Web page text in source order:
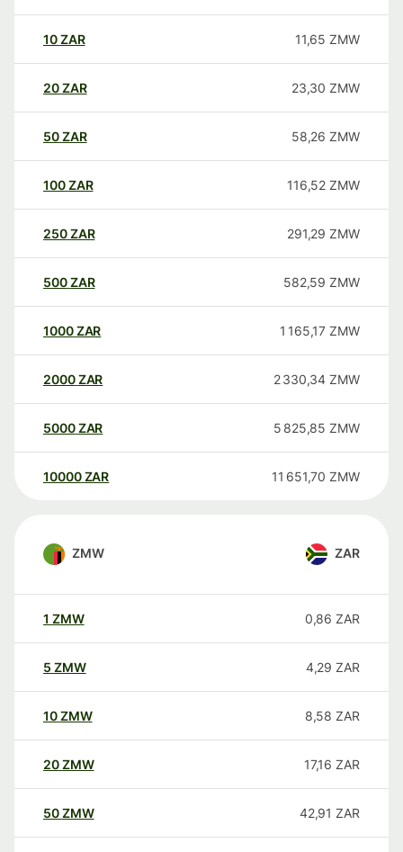
10ZAR 11,65 ZMW
20ZAR 23,30 ZMW
50ZAR 58,26 ZMW
100ZAR 116,52 ZMW
250ZAR 291,29 ZMW
500ZAR 582,59 ZMW
1000ZAR 1 165,17 ZMW
2000ZAR 2 330,34 ZMW
5000ZAR 5 825,85 ZMW
10000 ZAR 11 651,70 ZMW
ZMW ZAR
1 ZMW 0,86 ZAR
5 ZMW 4,29 ZAR
10ZMW 8,58 ZAR
20ZMW 17,16 ZAR
50ZMW 42,91 ZAR